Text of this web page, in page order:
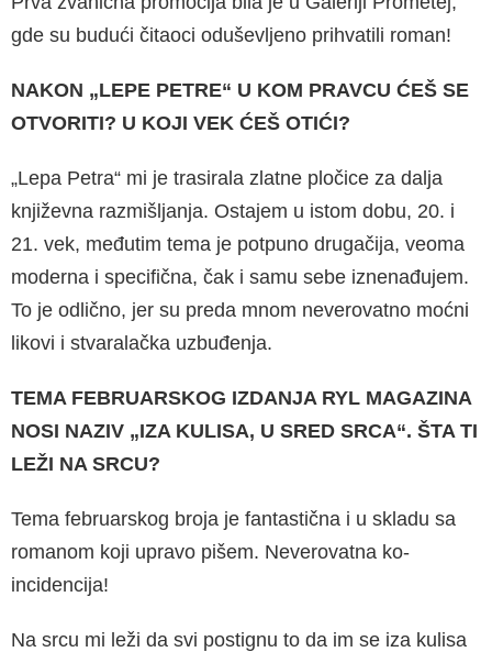
gde su budući čitaoci oduševljeno prihvatili roman!
NAKON „LEPE PETRE“ U KOM PRAVCU ĆEŠ SE
OTVORITI? U KOJI VEK ĆEŠ OTIĆI?
„Lepa Petra“ mi je trasirala zlatne pločice za dal­ja
književna razmišljanja. Ostajem u istom dobu, 20. i
21. vek, međutim tema je potpuno drugačija, veoma
moderna i specifična, čak i samu sebe iznenađujem.
To je odlično, jer su preda mnom neverovatno moćni
likovi i stvaralačka uzbuđenja.
TEMA FEBRUARSKOG IZDANJA RYL MAGAZI­NA
NOSI NAZIV „IZA KULISA, U SRED SRCA“. ŠTA TI
LEŽI NA SRCU?
Tema februarskog broja je fantastična i u skladu sa
romanom koji upravo pišem. Neverovatna ko­
incidencija!
Na srcu mi leži da svi postignu to da im se iza kulisa